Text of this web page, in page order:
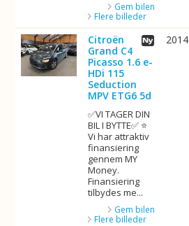
Gem bilen
Flere billeder
Citroën
Grand C4
Picasso 1.6 e-
HDi 115
Seduction
MPV ETG6 5d
✅VI TAGER DIN
BIL I BYTTE✅ ⭐
Vi har attraktiv
finansiering
gennem MY
Money.
Finansiering
tilbydes me...
Gem bilen
Flere billeder
2014